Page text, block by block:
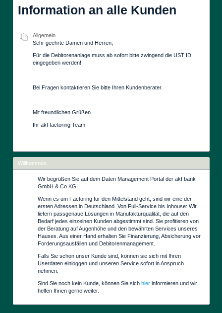
Information an alle Kunden
Allgemein
Sehr geehrte Damen und Herren,
Für die Debitorenanlage muss ab sofort bitte zwingend die UST ID
eingegeben werden!
Bei Fragen kontaktieren Sie bitte Ihren Kundenberater.
Mit freundlichen Grüßen
Ihr akf factoring Team
Willkommen
Wir begrüßen Sie auf dem Daten Management Portal der akf bank
GmbH & Co KG.
Wenn es um Factoring für den Mittelstand geht, sind wir eine der
ersten Adressen in Deutschland. Von Full-Service bis Inhouse: Wir
liefern passgenaue Lösungen in Manufakturqualität, die auf den
Bedarf jedes einzelnen Kunden abgestimmt sind. Sie profitieren von
der Beratung auf Augenhöhe und den bewährten Services unseres
Hauses. Aus einer Hand erhalten Sie Finanzierung, Absicherung vor
Forderungsausfällen und Debitorenmanagement.
Falls Sie schon unser Kunde sind, können sie sich mit Ihren
Userdaten einloggen und unseren Service sofort in Anspruch
nehmen.
Sind Sie noch kein Kunde, können Sie sich hierinformieren und wir
helfen Ihnen gerne weiter.